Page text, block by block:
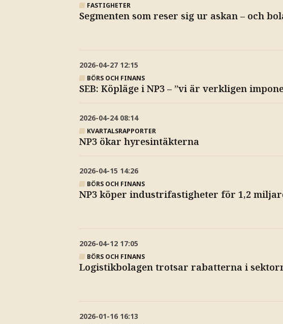
FASTIGHETER
Segmenten som reser sig ur askan – och
2026-04-27 12:15
BÖRS OCH FINANS
SEB: Köpläge i NP3 – ”vi är verkligen
2026-04-24 08:14
KVARTALSRAPPORTER
NP3 ökar hyresintäkterna
2026-04-15 14:26
BÖRS OCH FINANS
NP3 köper industrifastigheter för 1,2
2026-04-12 17:05
BÖRS OCH FINANS
Logistikbolagen trotsar rabatterna i
2026-01-16 16:13